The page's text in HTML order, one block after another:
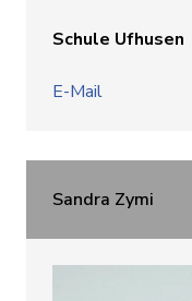
Schule Ufhusen
E-Mail
Sandra Zymi